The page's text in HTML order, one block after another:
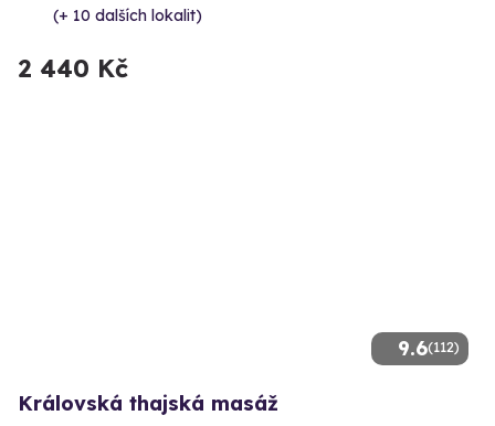
(+ 10 dalších lokalit)
2 440 Kč
9.6(112)
Královská thajská masáž